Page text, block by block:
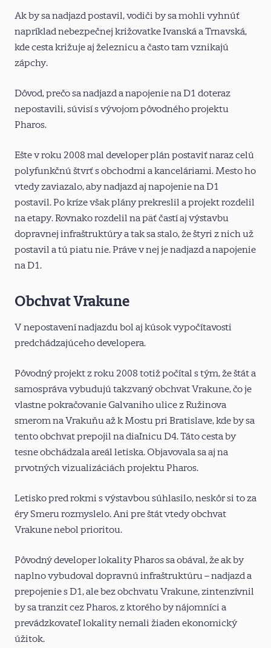
Ak by sa nadjazd postavil, vodiči by sa mohli vyhnúť
napríklad nebezpečnej križovatke Ivanská a Trnavská,
kde cesta križuje aj železnicu a často tam vznikajú
zápchy.
Dôvod, prečo sa nadjazd a napojenie na D1 doteraz
nepostavili, súvisí s vývojom pôvodného projektu
Pharos.
Ešte v roku 2008 mal developer plán postaviť naraz celú
polyfunkčnú štvrť s obchodmi a kanceláriami. Mesto ho
vtedy zaviazalo, aby nadjazd aj napojenie na D1
postavil. Po kríze však plány prekreslil a projekt rozdelil
na etapy. Rovnako rozdelil na päť častí aj výstavbu
dopravnej infraštruktúry a tak sa stalo, že štyri z nich už
postavil a tú piatu nie. Práve v nej je nadjazd a napojenie
na D1.
Obchvat Vrakune
V nepostavení nadjazdu bol aj kúsok vypočítavosti
predchádzajúceho developera.
Pôvodný projekt z roku 2008 totiž počítal s tým, že štát a
samospráva vybudujú takzvaný obchvat Vrakune, čo je
vlastne pokračovanie Galvaniho ulice z Ružinova
smerom na Vrakuňu až k Mostu pri Bratislave, kde by sa
tento obchvat prepojil na diaľnicu D4. Táto cesta by
tesne obchádzala areál letiska. Objavovala sa aj na
prvotných vizualizáciách projektu Pharos.
Letisko pred rokmi s výstavbou súhlasilo, neskôr si to za
éry Smeru rozmyslelo. Ani pre štát vtedy obchvat
Vrakune nebol prioritou.
Pôvodný developer lokality Pharos sa obával, že ak by
naplno vybudoval dopravnú infraštruktúru – nadjazd a
prepojenie s D1, ale bez obchvatu Vrakune, zintenzívnil
by sa tranzit cez Pharos, z ktorého by nájomníci a
prevádzkovateľ lokality nemali žiaden ekonomický
úžitok.